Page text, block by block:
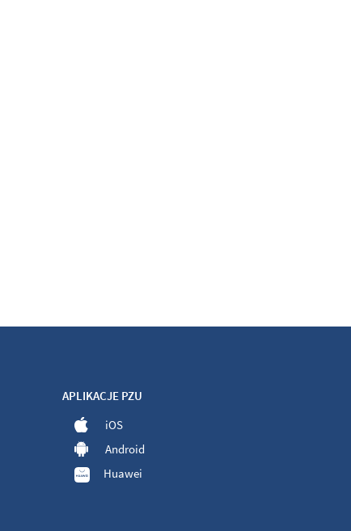
APLIKACJE PZU
iOS
Android
Huawei